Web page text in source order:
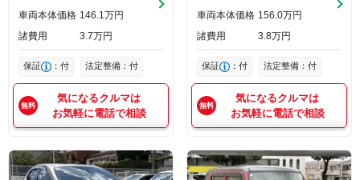
車両本体価格 146 1万円
諸費用
3 7万円
保証 ：付 法定整備：付
気になるクルマは
お気軽に電話で相談
車両本体価格 156 0万円
諸費用
3 8万円
保証 ：付 法定整備：付
気になるクルマは
お気軽に電話で相談